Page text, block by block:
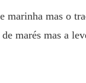
de marés mas a